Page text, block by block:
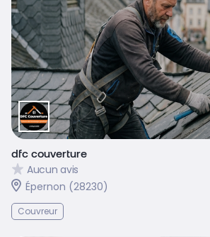
dfc couverture
Aucun avis
Épernon (28230)
Couvreur